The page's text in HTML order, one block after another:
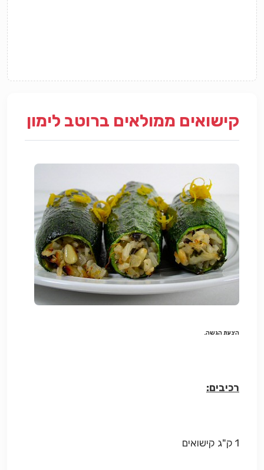
קישואים ממולאים ברוטב לימון
הצעת הגשה.
רכיבים:
1 ק"ג קישואים